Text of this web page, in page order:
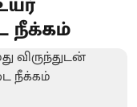
நீக்கம்